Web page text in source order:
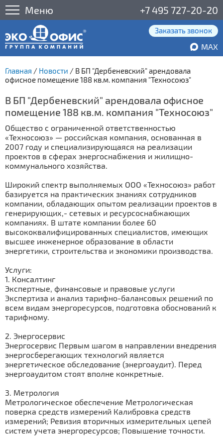
Меню +7 495 727-20-20
Заказать звонок
MAX
Главная / Новости / В БП "Дербеневский" арендовала
офисное помещение 188 кв.м. компания "Техносоюз"
В БП "Дербеневский" арендовала офисное
помещение 188 кв.м. компания "Техносоюз"
Общество с ограниченной ответственностью
«Техносоюз» — российская компания, основанная в
2007 году и специализирующаяся на реализации
проектов в сферах энергоснабжения и жилищно-
коммунального хозяйства.
Широкий спектр выполняемых ООО «Техносоюз» работ
базируется на практических знаниях сотрудников
компании, обладающих опытом реализации проектов в
генерирующих,- сетевых и ресурсоснабжающих
компаниях. В штате компании более 60
высококвалифицированных специалистов, имеющих
высшее инженерное образование в области
энергетики, строительства и экономики производства.
Услуги:
1. Консалтинг
Экспертные, финансовые и правовые услуги
Экспертиза и анализ тарифно-балансовых решений по
всем видам энергоресурсов, подготовка обоснований к
тарифному.
2. Энергосервис
Энергосервис Первым шагом в направлении внедрения
энергосберегающих технологий является
энергетическое обследование (энерго­аудит). Перед
энергоаудитом стоят вполне конкретные.
3. Метрология
Метрологическое обеспечение Метрологическая
поверка средств измерений Калибровка средств
измерений; Ревизия вторичных измерительных це­пей
систем учета энергоресурсов; Повышение точности.